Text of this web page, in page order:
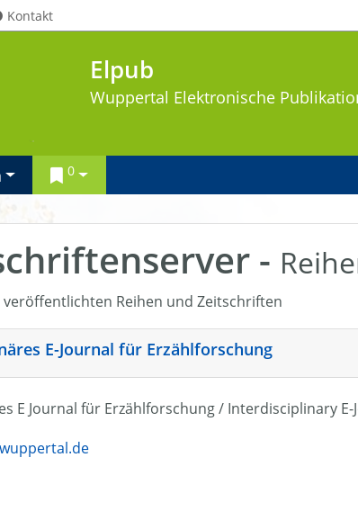
Kontakt
Elpub
Wuppertal Elektronische
0
-
veröffentlichten Reihen und Zeitschriften
E-Journal für Erzählforschung
E Journal für Erzählforschung / Interdisciplinary